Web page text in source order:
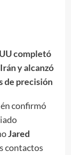
completó
y alcanzó
de precisión
confirmó
Jared
contactos